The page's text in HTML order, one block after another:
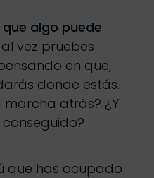
algo puede
vez pruebes
en que,
donde estás.
marcha atrás? ¿Y
que has ocupado